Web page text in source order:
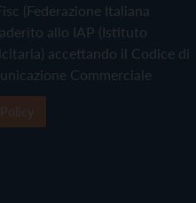
(Federazione Italiana
allo IAP (Istituto
accettando il Codice di
Commerciale